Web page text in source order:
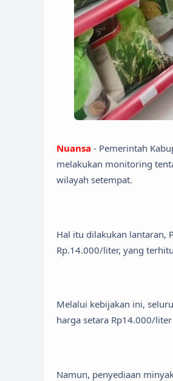
Nuansa - Pemerintah
melakukan monitoring
wilayah setempat.
Hal itu dilakukan lantaran,
Rp.14.000/liter, yang
Melalui kebijakan ini,
harga setara Rp14.000/
Namun, penyediaan